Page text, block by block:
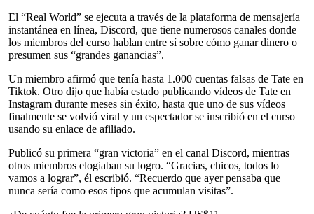
El “Real World” se ejecuta a través de la plataforma de mensajería
instantánea en línea, Discord, que tiene numerosos canales donde
los miembros del curso hablan entre sí sobre cómo ganar dinero o
presumen sus “grandes ganancias”.
Un miembro afirmó que tenía hasta 1.000 cuentas falsas de Tate en
Tiktok. Otro dijo que había estado publicando vídeos de Tate en
Instagram durante meses sin éxito, hasta que uno de sus vídeos
finalmente se volvió viral y un espectador se inscribió en el curso
usando su enlace de afiliado.
Publicó su primera “gran victoria” en el canal Discord, mientras
otros miembros elogiaban su logro. “Gracias, chicos, todos lo
vamos a lograr”, él escribió. “Recuerdo que ayer pensaba que
nunca sería como esos tipos que acumulan visitas”.